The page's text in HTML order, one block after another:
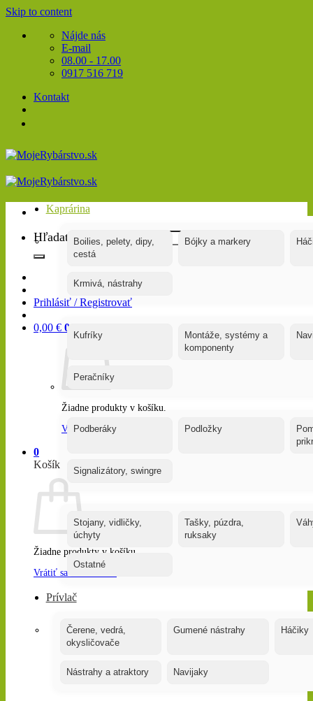
Skip to content
Nájde nás
E-mail
08.00 - 17.00
0917 516 719
Kontakt
Hľadať:
Prihlásiť / Registrovať
0,00 € 0
Žiadne produkty v košíku.
Vrátiť sa do obchodu
0
Košík
Žiadne produkty v košíku.
Vrátiť sa do obchodu
Kaprárina
Boilies, pelety, dipy,
cestá
Bójky a markery
Krmivá, nástrahy
Kufríky
Montáže, systémy a
komponenty
Peračníky
Podberáky Podložky
Signalizátory, swingre
Stojany, vidličky,
úchyty
Tašky, púzdra,
ruksaky
Ostatné
Prívlač
Čerene, vedrá,
okysličovače
Gumené nástrahy Háčiky
Nástrahy a atraktory Navijaky